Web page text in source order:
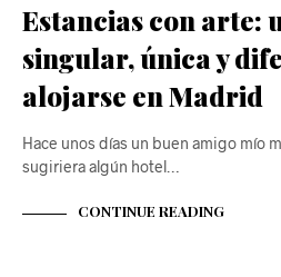
Estancias con arte:
singular, única y
alojarse en Madrid
Hace unos días un buen amigo mío
sugiriera algún hotel…
CONTINUE READING